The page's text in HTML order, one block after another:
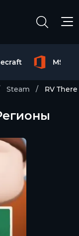
MS
Steam RV